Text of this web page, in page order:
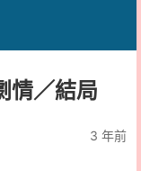
情／結局
3 年前